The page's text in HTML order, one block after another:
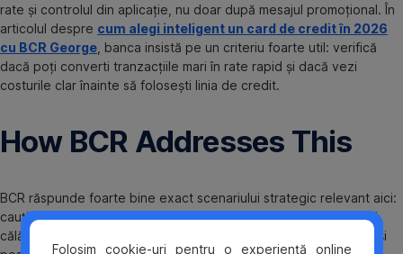
rate și controlul din aplicație, nu doar după mesajul promoțional. În
articolul despre cum alegi inteligent un card de credit în 2026
cu BCR George , banca insistă pe un criteriu foarte util: verifică
dacă poți converti tranzacțiile mari în rate rapid și dacă vezi
costurile clar înainte să folosești linia de credit.
How BCR Addresses This
BCR răspunde foarte bine exact scenariului strategic relevant aici:
cauți un card de credit cu beneficii pentru cumpărături online și
călătorii, inclusiv asigurare de călătorie, cu recompense simple și
Folosim cookie-uri pentru o experiență online